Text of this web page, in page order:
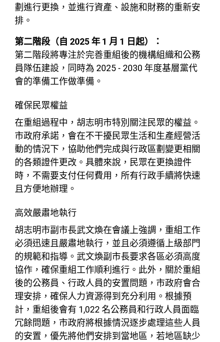
劃進行更換，並進行資產、設施和財務的重新安
排。
第二階段（自 2025 年 1 月 1 日起）：
第二階段將專注於完善重組後的機構組織和公務
員隊伍建設，同時為 2025 - 2030 年度基層黨代
會的準備工作做準備。
確保民眾權益
在重組過程中，胡志明市特別關注民眾的權益。
市政府承諾，會在不干擾民眾生活和生產經營活
動的情況下，協助他們完成與行政區劃變更相關
的各類證件更改。具體來說，民眾在更換證件
時，不需要支付任何費用，所有行政手續將快速
且方便地辦理。
高效嚴肅地執行
胡志明市副市長武文煥在會議上強調，重組工作
必須迅速且嚴肅地執行，並且必須遵循上級部門
的規範和指導。武文煥副市長要求各區必須高度
協作，確保重組工作順利進行。此外，關於重組
後的公務員、行政人員的安置問題，市政府會合
理安排，確保人力資源得到充分利用。根據預
計，重組後會有 1,022 名公務員和行政人員面臨
冗餘問題，市政府將根據情況逐步處理這些人員
的安置，優先將他們安排到當地區，若地區缺少